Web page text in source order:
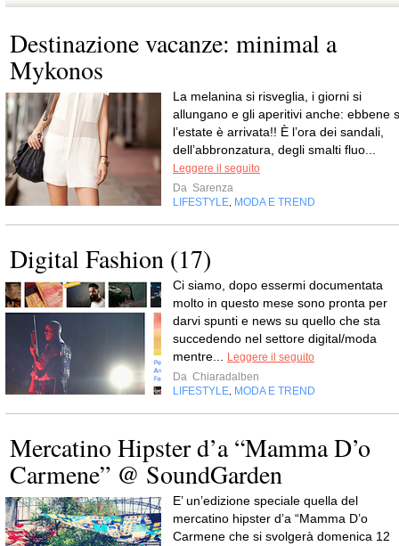
Destinazione vacanze: minimal a
Mykonos
La melanina si risveglia, i giorni si
allungano e gli aperitivi anche: ebbene
l’estate è arrivata!! È l’ora dei sandali,
dell’abbronzatura, degli smalti fluo...
Leggere il seguito
Da Sarenza
LIFESTYLE MODA E TREND
Digital Fashion (17)
Ci siamo, dopo essermi documentata
molto in questo mese sono pronta per
darvi spunti e news su quello che sta
succedendo nel settore digital/moda
mentre...
Leggere il seguito
Da Chiaradalben
LIFESTYLE MODA E TREND
Mercatino Hipster d’a “Mamma D’o
Carmene” @ SoundGarden
E’ un’edizione speciale quella del
mercatino hipster d’a “Mamma D’o
Carmene che si svolgerà domenica 12